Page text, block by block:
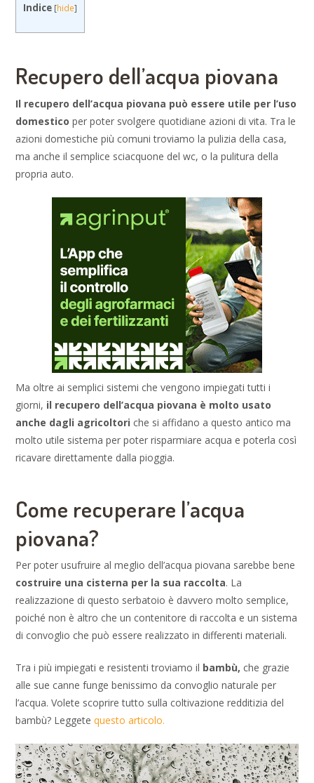
Indice [hide]
Recupero dell’acqua piovana
Il recupero dell’acqua piovana può essere utile per l’uso
domestico per poter svolgere quotidiane azioni di vita. Tra le
azioni domestiche più comuni troviamo la pulizia della casa,
ma anche il semplice sciacquone del wc, o la pulitura della
propria auto.
Ma oltre ai semplici sistemi che vengono impiegati tutti i
giorni, il recupero dell’acqua piovana è molto usato
anche dagli agricoltori che si affidano a questo antico ma
molto utile sistema per poter risparmiare acqua e poterla così
ricavare direttamente dalla pioggia.
Come recuperare l’acqua
piovana?
Per poter usufruire al meglio dell’acqua piovana sarebbe bene
costruire una cisterna per la sua raccolta. La
realizzazione di questo serbatoio è davvero molto semplice,
poiché non è altro che un contenitore di raccolta e un sistema
di convoglio che può essere realizzato in differenti materiali.
Tra i più impiegati e resistenti troviamo il bambù, che grazie
alle sue canne funge benissimo da convoglio naturale per
l’acqua. Volete scoprire tutto sulla coltivazione redditizia del
bambù? Leggetequesto articolo.